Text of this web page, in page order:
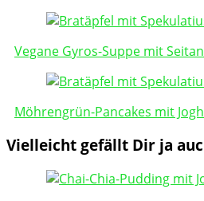
Post
Navigation
Vegane Gyros-Suppe mit Seitan
Möhrengrün-Pancakes mit
Vielleicht gefällt Dir ja